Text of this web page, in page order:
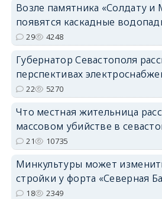
Возле памятника «Солдату и
появятся каскадные
29 4248
Губернатор Севастополя
перспективах
22 5270
Что местная жительница
массовом убийстве в
21 10735
Минкультуры может
стройки у форта «Северная
18 2349